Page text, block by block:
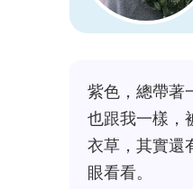
紫色，總帶著
也跟我一樣，
衣草，其實還
眼看看。